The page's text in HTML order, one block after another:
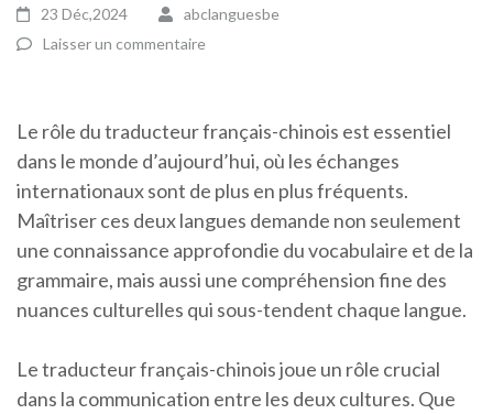
23 Déc,2024
abclanguesbe
Laisser un commentaire
Le rôle du traducteur français-chinois est essentiel
dans le monde d’aujourd’hui, où les échanges
internationaux sont de plus en plus fréquents.
Maîtriser ces deux langues demande non seulement
une connaissance approfondie du vocabulaire et de la
grammaire, mais aussi une compréhension fine des
nuances culturelles qui sous-tendent chaque langue.
Le traducteur français-chinois joue un rôle crucial
dans la communication entre les deux cultures. Que